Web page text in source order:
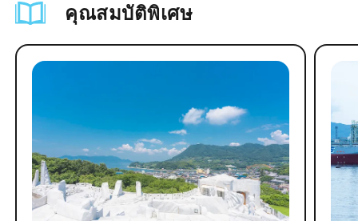
คุณสมบัติพิเศษ